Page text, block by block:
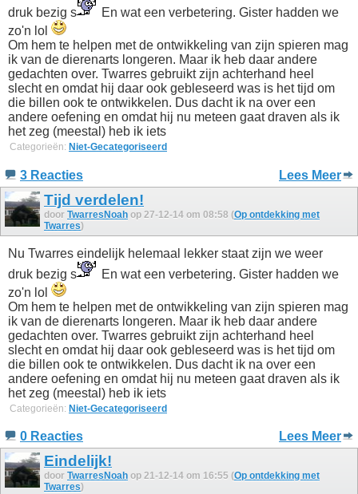
druk bezig s
En wat een verbetering. Gister hadden we
zo'n lol
Om hem te helpen met de ontwikkeling van zijn spieren mag
ik van de dierenarts longeren. Maar ik heb daar andere
gedachten over. Twarres gebruikt zijn achterhand heel
slecht en omdat hij daar ook gebleseerd was is het tijd om
die billen ook te ontwikkelen. Dus dacht ik na over een
andere oefening en omdat hij nu meteen gaat draven als ik
het zeg (meestal) heb ik iets
Categorieën: Niet-Gecategoriseerd
3 Reacties Lees Meer
Tijd verdelen!
door TwarresNoah op 27-12-14 om 08:58 (Op ontdekking met
Twarres)
Nu Twarres eindelijk helemaal lekker staat zijn we weer
druk bezig s
En wat een verbetering. Gister hadden we
zo'n lol
Om hem te helpen met de ontwikkeling van zijn spieren mag
ik van de dierenarts longeren. Maar ik heb daar andere
gedachten over. Twarres gebruikt zijn achterhand heel
slecht en omdat hij daar ook gebleseerd was is het tijd om
die billen ook te ontwikkelen. Dus dacht ik na over een
andere oefening en omdat hij nu meteen gaat draven als ik
het zeg (meestal) heb ik iets
Categorieën: Niet-Gecategoriseerd
0 Reacties Lees Meer
Eindelijk!
door TwarresNoah op 21-12-14 om 16:55 (Op ontdekking met
Twarres)